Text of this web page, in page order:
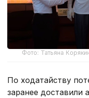
Фото: Татьяна
По ходатайству
заранее доставили